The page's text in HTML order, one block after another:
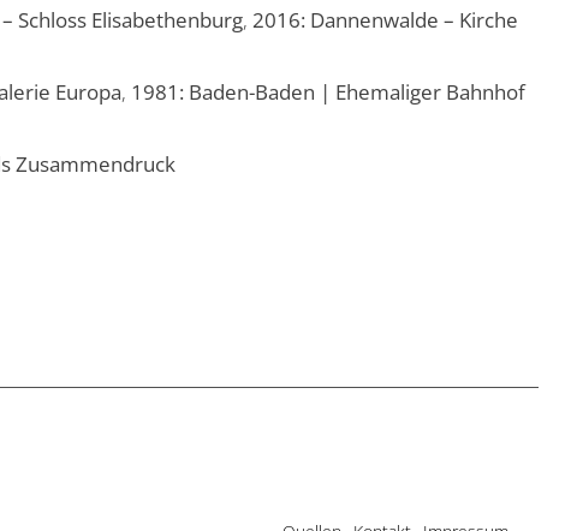
Schloss Elisabethenburg, 2016: Dannenwalde – Kirche
Europa, 1981: Baden-Baden | Ehemaliger Bahnhof
Zusammendruck